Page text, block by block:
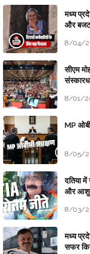
मध्य
और बजट
8/04/
सीएम
8/01/
MP
8/05/
दतिया में
और
8/03/
मध्य
सफर